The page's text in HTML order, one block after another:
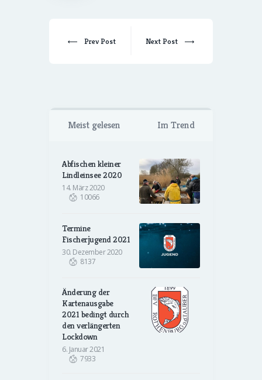
Prev Post Next Post
Meist gelesen Im Trend
Abfischen kleiner
Lindleinsee 2020
14. März 2020
10066
Termine
Fischerjugend 2021
30. Dezember 2020
8137
Änderung der
Kartenausgabe
2021 bedingt durch
den verlängerten
Lockdown
6. Januar 2021
7933